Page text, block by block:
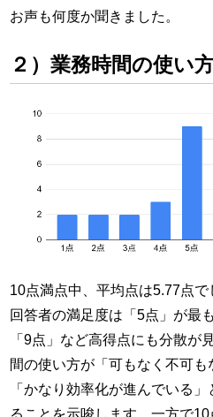
お声も何度か聞きました。
２）業務時間の使い
10点満点中、平均点は5.77点で
回答者の満足度は「5点」が最
「9点」など高得点にも分散が
間の使い方が「可もなく不可も
「かなり効率化が進んでいる
ることを示唆します。一方で